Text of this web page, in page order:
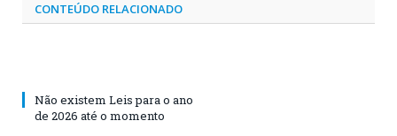
CONTEÚDO RELACIONADO
Não existem Leis para o ano
de 2026 até o momento